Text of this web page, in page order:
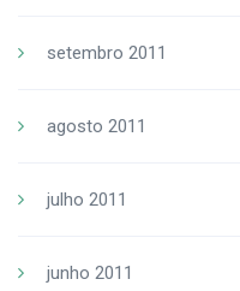
setembro 2011
agosto 2011
julho 2011
junho 2011